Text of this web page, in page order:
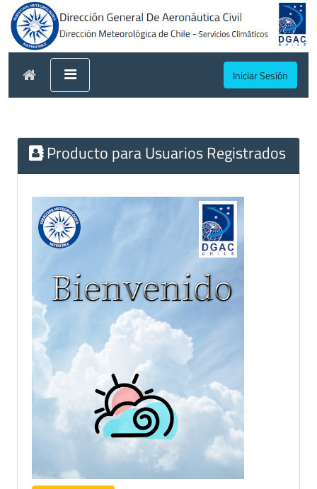
Iniciar Sesión
Producto para Usuarios Registrados